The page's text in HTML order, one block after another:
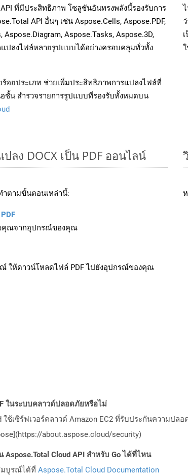
ที่มีประสิทธิภาพ โซลูชันอันทรงพลังนี้รองรับการ
API อื่นๆ เช่น Aspose.Cells, Aspose.PDF,
Aspose.Tasks, Aspose.3D,
แปลงไฟล์หลายรูปแบบได้อย่างครอบคลุมทั่วทั้ง
อยประเภท ช่วยเพิ่มประสิทธิภาพการแปลงไฟล์ที่
น สำรวจรายการรูปแบบที่รองรับทั้งหมดบน
ลง DOCX เป็น PDF ออนไลน์
ำตามขั้นตอนเหล่านี้:
คุณจากอุปกรณ์ของคุณ
ณ์ ให้ดาวน์โหลดไฟล์ PDF ไปยังอุปกรณ์ของคุณ
ในระบบคลาวด์ปลอดภัยหรือไม่
ใช้เซิร์ฟเวอร์คลาวด์ Amazon EC2 ที่รับประกันความ
about.aspose.cloud/security)
Cloud API สำหรับ Go ได้ที่ไหน
บูรณ์ได้ที่ Aspose.Total Cloud Documentation